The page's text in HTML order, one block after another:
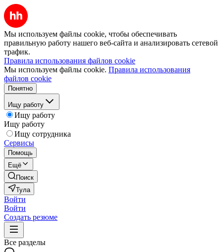
Мы используем файлы cookie, чтобы обеспечивать
правильную работу нашего веб-сайта и анализировать сетевой
трафик.
Правила использования файлов cookie
Мы используем файлы cookie. Правила использования
файлов cookie
Понятно
Ищу работу
Ищу работу
Ищу работу
Ищу сотрудника
Сервисы
Помощь
Ещё
Поиск
Тула
Войти
Войти
Создать резюме
Все разделы